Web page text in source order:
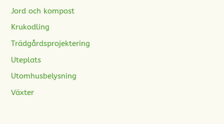
Jord och kompost
Krukodling
Trädgårdsprojektering
Uteplats
Utomhusbelysning
Växter